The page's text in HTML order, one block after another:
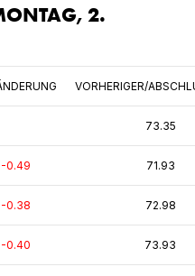
2.
VORHERIGER/
73.35
-0.49 71.93
-0.38 72.98
-0.40 73.93